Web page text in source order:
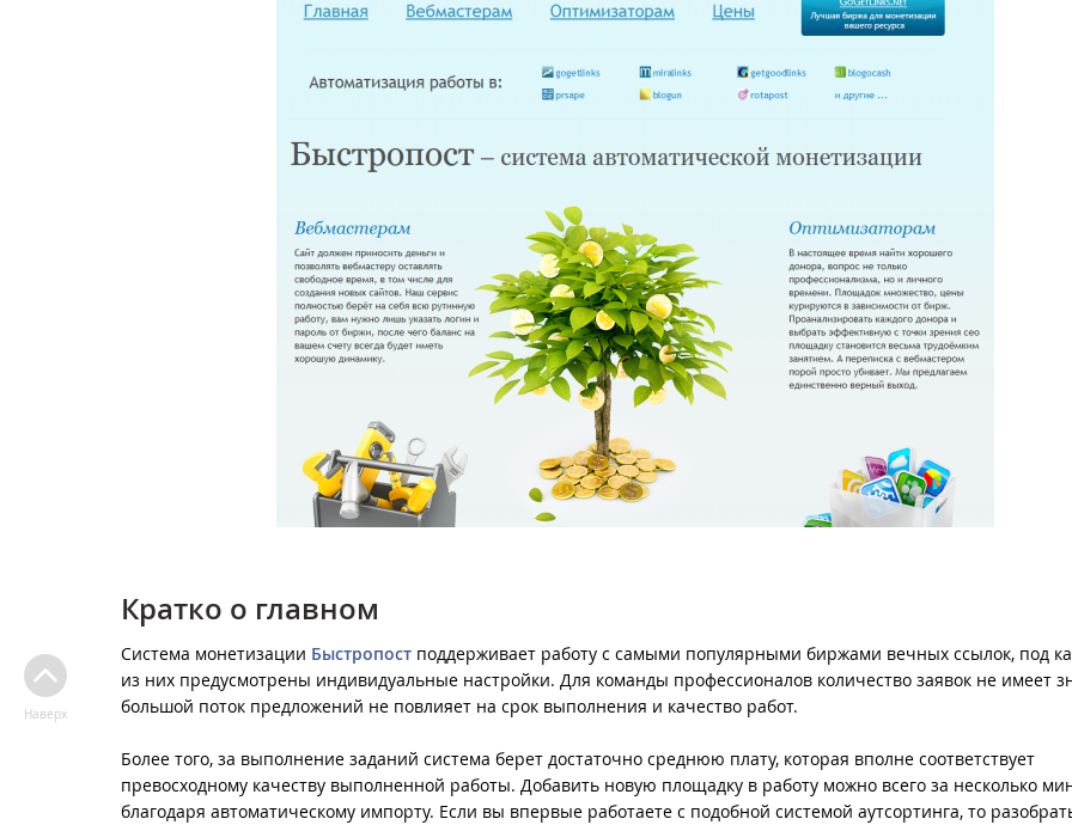
Кратко о главном
Система монетизации Быстропост поддерживает работу с самыми популярными биржами вечных ссылок, под
из них предусмотрены индивидуальные настройки. Для команды профессионалов количество заявок не имеет
большой поток предложений не повлияет на срок выполнения и качество работ.
Более того, за выполнение заданий система берет достаточно среднюю плату, которая вполне соответствует
превосходному качеству выполненной работы. Добавить новую площадку в работу можно всего за несколько
благодаря автоматическому импорту. Если вы впервые работаете с подобной системой аутсортинга, то
Наверх